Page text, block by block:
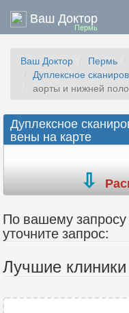
Ваш Доктор
Пермь
Ваш Доктор Пермь
Дуплексное
аорты и нижней
Дуплексное
вены на карте
По вашему
уточните запрос:
Лучшие клиники